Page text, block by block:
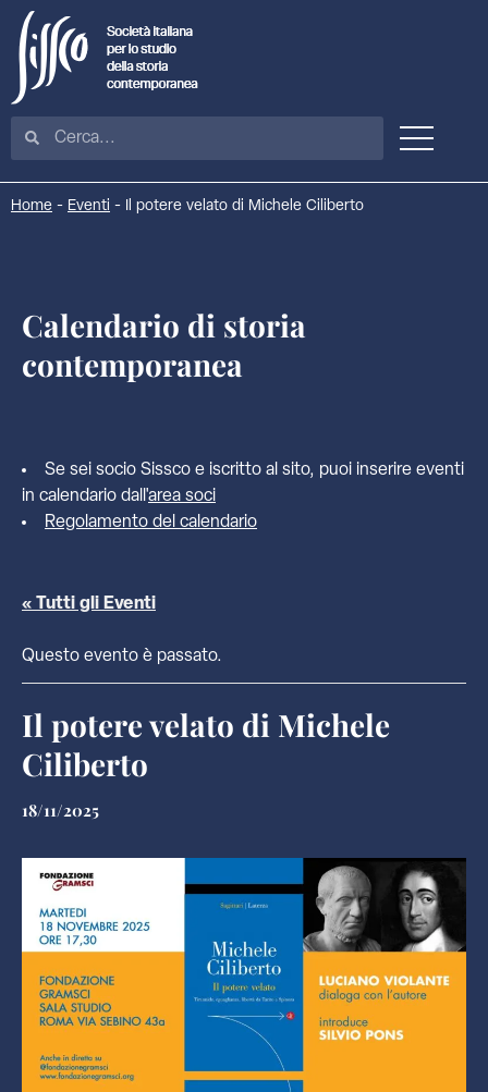
Home - Eventi - Il potere velato di Michele Ciliberto
Calendario di storia
contemporanea
Se sei socio Sissco e iscritto al sito, puoi inserire eventi
in calendario dall'area soci
Regolamento del calendario
« Tutti gli Eventi
Questo evento è passato.
Il potere velato di Michele
Ciliberto
18/11/2025